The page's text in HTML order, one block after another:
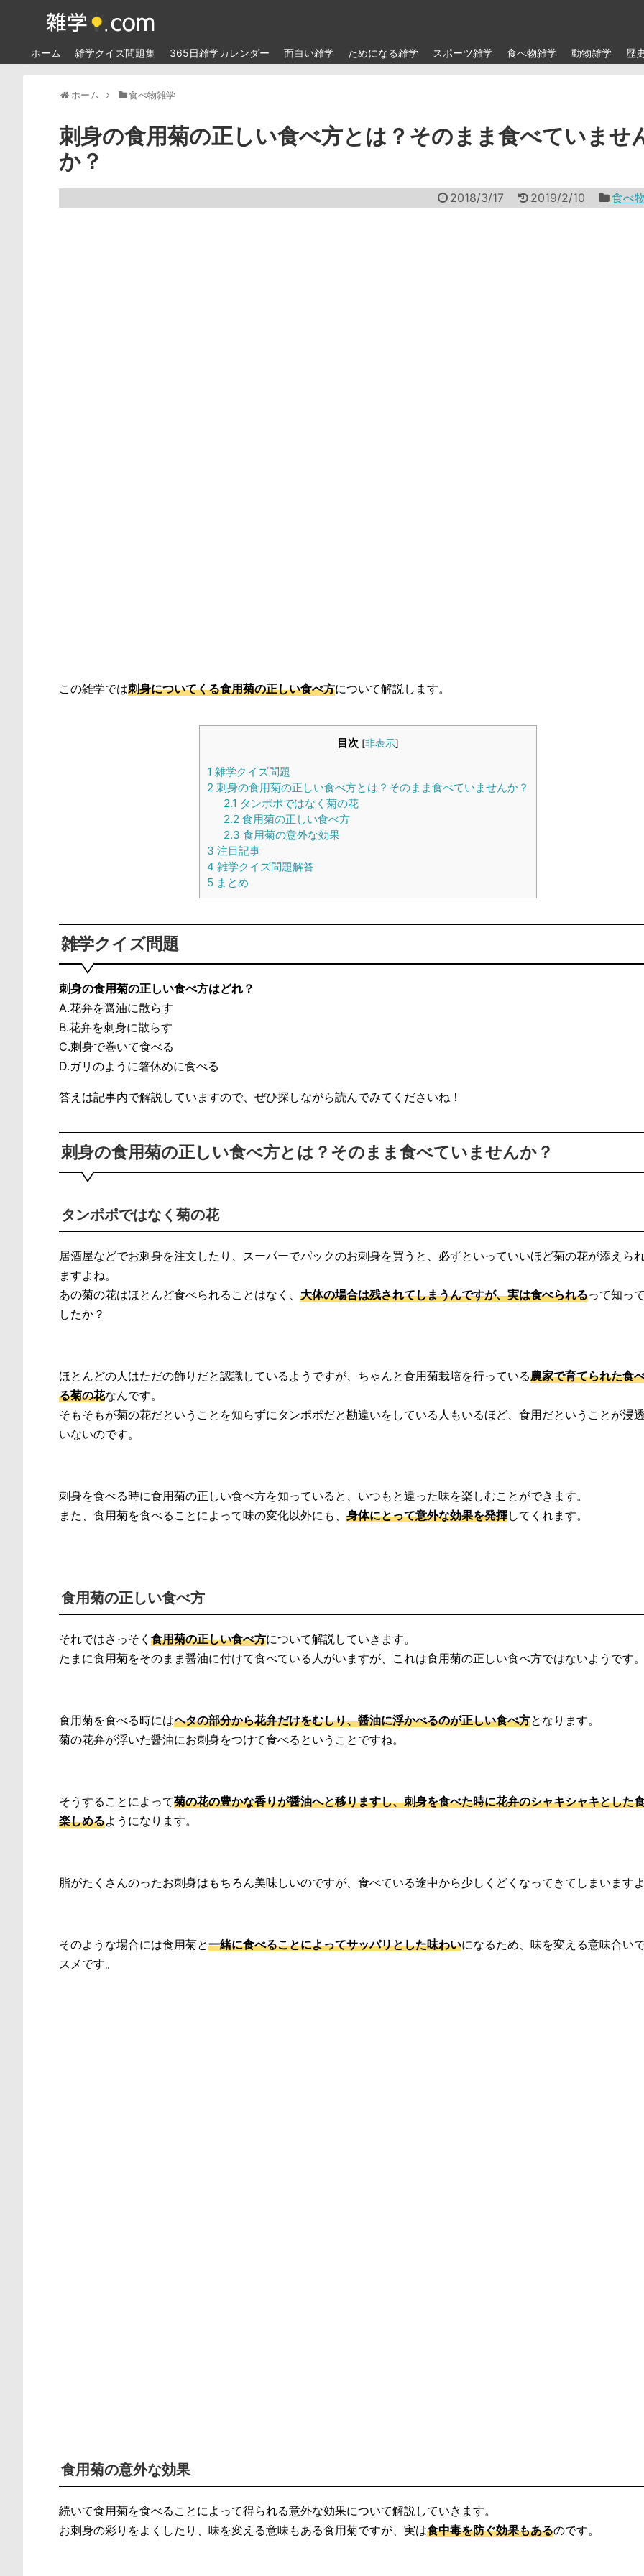
ホーム 雑学クイズ問題集 365日雑学カレンダー 面白い雑学 ためになる雑学 スポーツ雑学 食べ物雑学 動物雑学 歴
ホーム 食べ物雑学
刺身の食用菊の正しい食べ方とは？そのまま食べていませ
か？
2018/3/17 2019/2/10 食べ
この雑学では刺身についてくる食用菊の正しい食べ方について解説します。
目次 [非表示]
1 雑学クイズ問題
2 刺身の食用菊の正しい食べ方とは？そのまま食べていませんか？
2.1 タンポポではなく菊の花
2.2 食用菊の正しい食べ方
2.3 食用菊の意外な効果
3 注目記事
4 雑学クイズ問題解答
5 まとめ
雑学クイズ問題
刺身の食用菊の正しい食べ方はどれ？
A.花弁を醤油に散らす
B.花弁を刺身に散らす
C.刺身で巻いて食べる
D.ガリのように箸休めに食べる
答えは記事内で解説していますので、ぜひ探しながら読んでみてくださいね！
刺身の食用菊の正しい食べ方とは？そのまま食べていませんか？
タンポポではなく菊の花
居酒屋などでお刺身を注文したり、スーパーでパックのお刺身を買うと、必ずといっていいほど菊の花が添えら
ますよね。
あの菊の花はほとんど食べられることはなく、 大体の場合は残されてしまうんですが、実は食べられるって知っ
したか？
ほとんどの人はただの飾りだと認識しているようですが、ちゃんと食用菊栽培を行っている農家で育てられた食
る菊の花なんです。
そもそもが菊の花だということを知らずにタンポポだと勘違いをしている人もいるほど、食用だということが浸
いないのです。
刺身を食べる時に食用菊の正しい食べ方を知っていると、いつもと違った味を楽しむことができます。
また、食用菊を食べることによって味の変化以外にも、 身体にとって意外な効果を発揮してくれます。
食用菊の正しい食べ方
それではさっそく 食用菊の正しい食べ方について解説していきます。
たまに食用菊をそのまま醤油に付けて食べている人がいますが、これは食用菊の正しい食べ方ではないようです
食用菊を食べる時にはヘタの部分から花弁だけをむしり、醤油に浮かべるのが正しい食べ方となります。
菊の花弁が浮いた醤油にお刺身をつけて食べるということですね。
そうすることによって菊の花の豊かな香りが醤油へと移りますし、刺身を食べた時に花弁のシャキシャキとした
楽しめるようになります。
脂がたくさんのったお刺身はもちろん美味しいのですが、食べている途中から少しくどくなってきてしまいます
そのような場合には食用菊と一緒に食べることによってサッパリとした味わいになるため、味を変える意味合い
スメです。
食用菊の意外な効果
続いて食用菊を食べることによって得られる意外な効果について解説していきます。
お刺身の彩りをよくしたり、味を変える意味もある食用菊ですが、実は食中毒を防ぐ効果もあるのです。